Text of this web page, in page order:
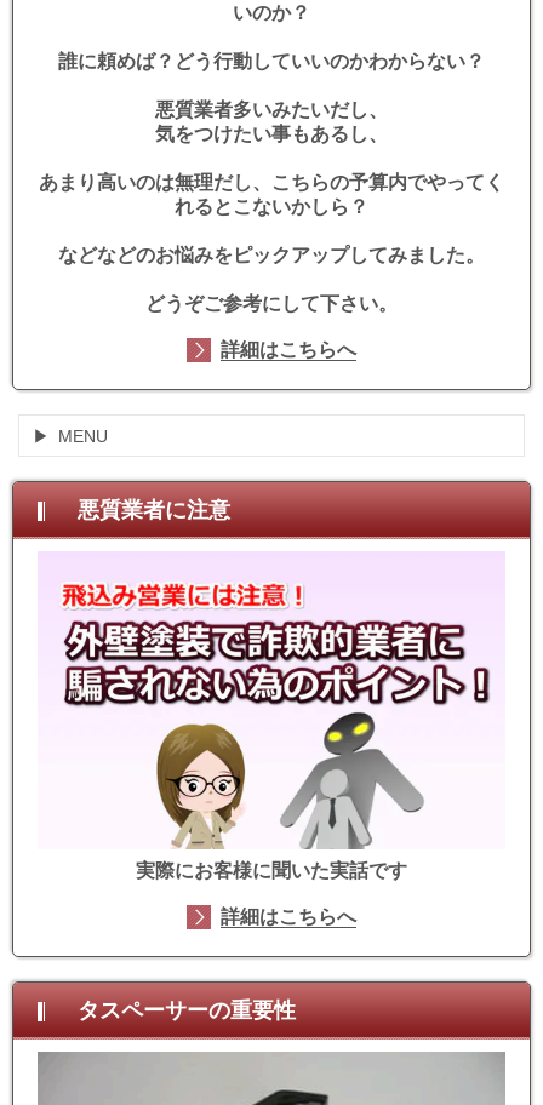
いのか？
誰に頼めば？どう行動していいのかわからない？
悪質業者多いみたいだし、
気をつけたい事もあるし、
あまり高いのは無理だし、こちらの予算内でやってく
れるとこないかしら？
などなどのお悩みをピックアップしてみました。
どうぞご参考にして下さい。
詳細はこちらへ
MENU
悪質業者に注意
実際にお客様に聞いた実話です
詳細はこちらへ
タスペーサーの重要性